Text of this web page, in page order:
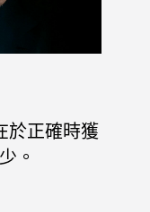
於正確時獲
。